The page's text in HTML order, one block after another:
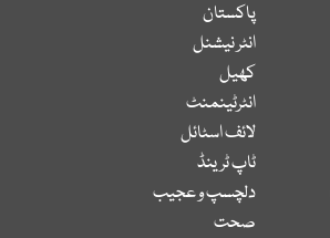
پاکستان
انٹر نیشنل
کھیل
انٹرٹینمنٹ
لائف اسٹائل
ٹاپ ٹرینڈ
دلچسپ و عجیب
صحت